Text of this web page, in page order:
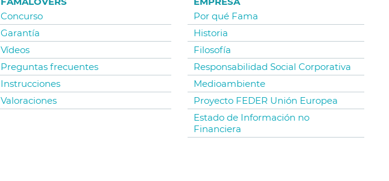
Concurso
Garantía
Vídeos
Preguntas frecuentes
Instrucciones
Valoraciones
Por qué Fama
Historia
Filosofía
Responsabilidad Social Corporativa
Medioambiente
Proyecto FEDER Unión Europea
Estado de Información no
Financiera